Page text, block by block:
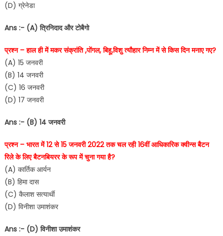
(D) ग्रेनेडा
Ans :- (A) त्रिनिदाद और टोबैगो
प्रश्न – हाल ही में मकर संक्रांति ,पोंगल, बिहू,विशु त्यौहार निम्न में से किस दिन मनाए गए?
(A) 15 जनवरी
(B) 14 जनवरी
(C) 16 जनवरी
(D) 17 जनवरी
Ans :- (B) 14 जनवरी
प्रश्न – भारत में 12 से 15 जनवरी 2022 तक चल रही 16वीं आधिकारिक क्वीन्स बैटन
रिले के लिए बैटनबियरर के रूप में चुना गया है?
(A) कार्तिक आर्यन
(B) हिमा दास
(C) कैलाश सत्यार्थी
(D) विनीशा उमाशंकर
Ans :- (D) विनीशा उमाशंकर